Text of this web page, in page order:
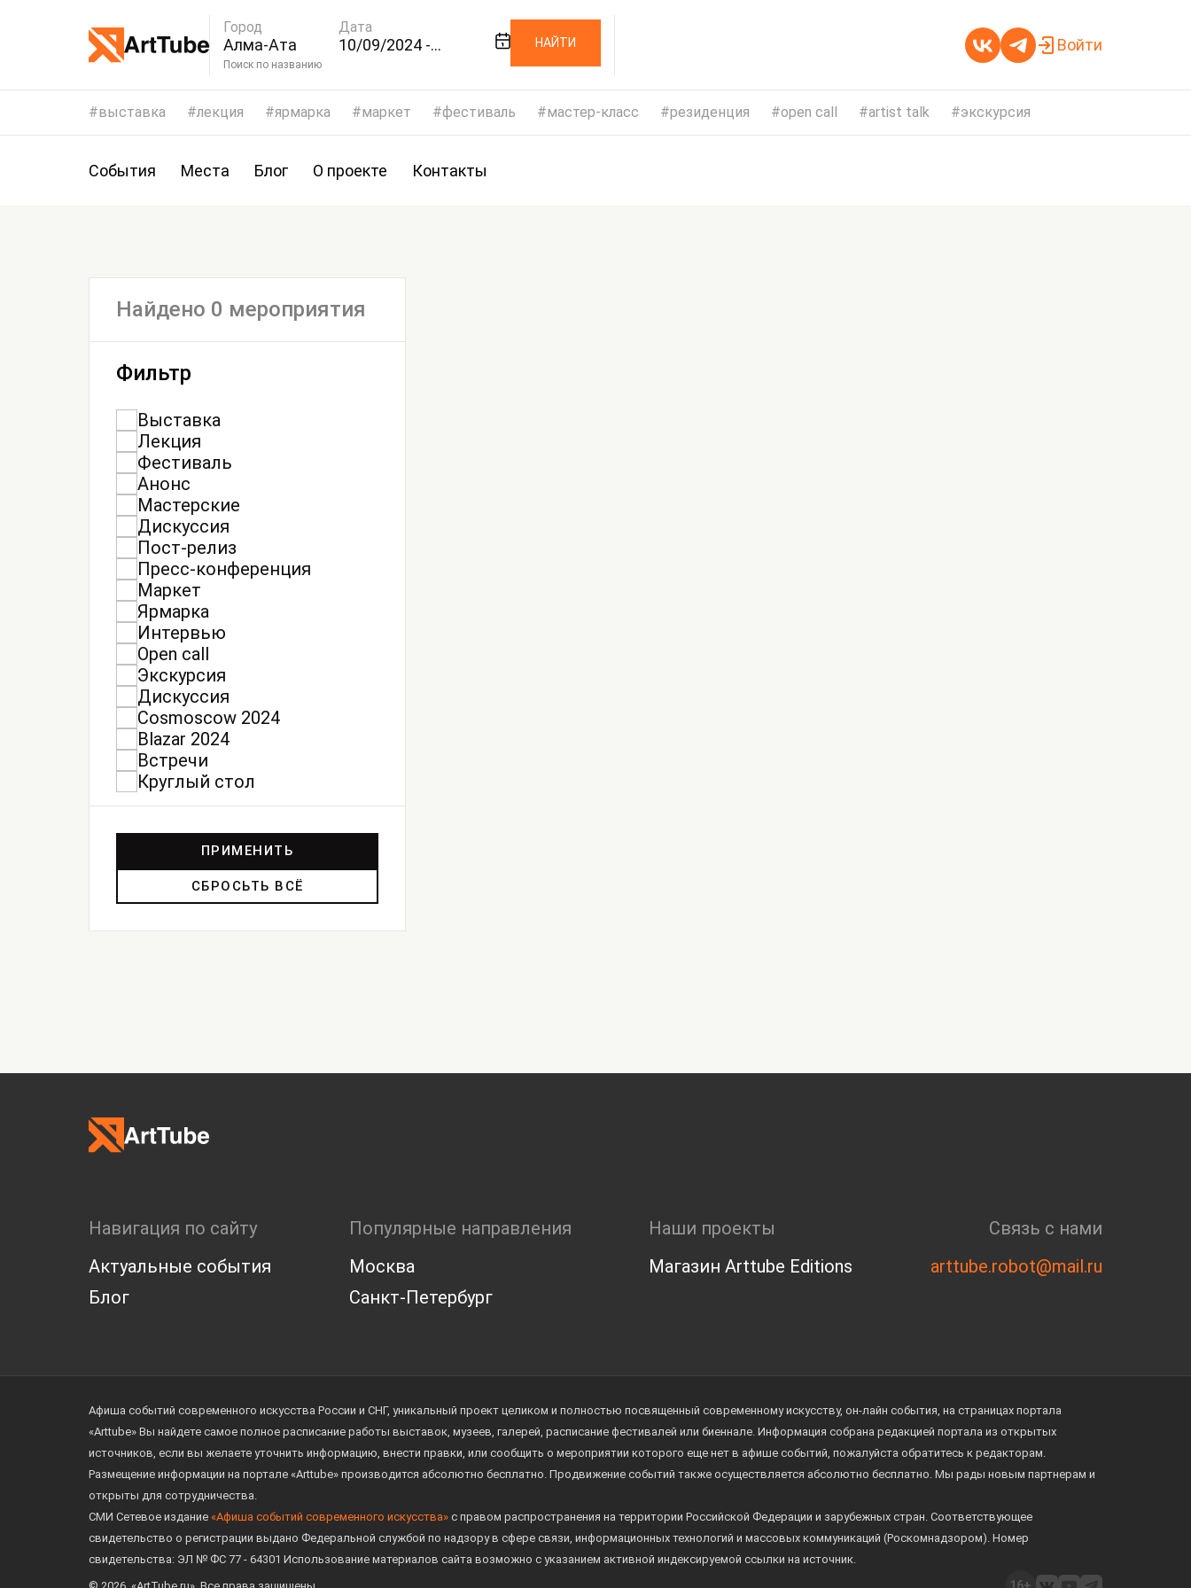
Город
Алма-Ата
Дата
10/09/2024 -
Поиск по названию
НАЙТИ Войти
выставка лекция ярмарка маркет фестиваль мастер-класс резиденция open call artist talk экскурсия
События Места Блог О проекте Контакты
Найдено 0 мероприятия
Фильтр
Выставка
Лекция
Фестиваль
Анонс
Мастерские
Дискуссия
Пост-релиз
Пресс-конференция
Маркет
Ярмарка
Интервью
Open call
Экскурсия
Дискуссия
Cosmoscow 2024
Blazar 2024
Встречи
Круглый стол
ПРИМЕНИТЬ
СБРОСЬТЬ ВСЁ
Навигация по сайту
Актуальные события
Блог
Популярные направления
Москва
Санкт-Петербург
Наши проекты
Магазин Arttube Editions
Связь с нами
arttube.robot@mail.ru
Афиша событий современного искусства России и СНГ, уникальный проект целиком и полностью посвященный современному искусству, он-лайн события, на страницах портала
«Arttube» Вы найдете самое полное расписание работы выставок, музеев, галерей, расписание фестивалей или биеннале. Информация собрана редакцией портала из открытых
источников, если вы желаете уточнить информацию, внести правки, или сообщить о мероприятии которого еще нет в афише событий, пожалуйста обратитесь к редакторам.
Размещение информации на портале «Arttube» производится абсолютно бесплатно. Продвижение событий также осуществляется абсолютно бесплатно. Мы рады новым партнерам и
открыты для сотрудничества.
СМИ Сетевое издание «Афиша событий современного искусства» с правом распространения на территории Российской Федерации и зарубежных стран. Соответствующее
свидетельство о регистрации выдано Федеральной службой по надзору в сфере связи, информационных технологий и массовых коммуникаций (Роскомнадзором). Номер
свидетельства: ЭЛ № ФС 77 - 64301 Использование материалов сайта возможно с указанием активной индексируемой ссылки на источник.
© 2026. «ArtTube.ru». Все права защищены.